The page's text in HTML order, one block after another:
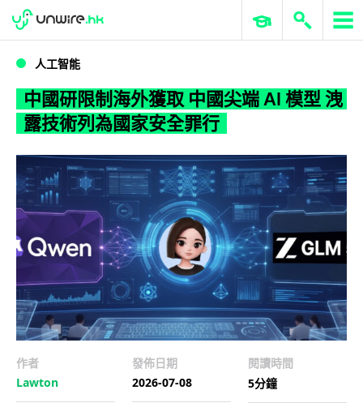
WWDC 2026 ERP 與商業 AI
人工智能
中國研限制海外獲取 中國尖端 AI 模型 洩
露技術列為國家安全罪行
作者
Lawton
發佈日期
2026-07-08
閱讀時間
5分鐘